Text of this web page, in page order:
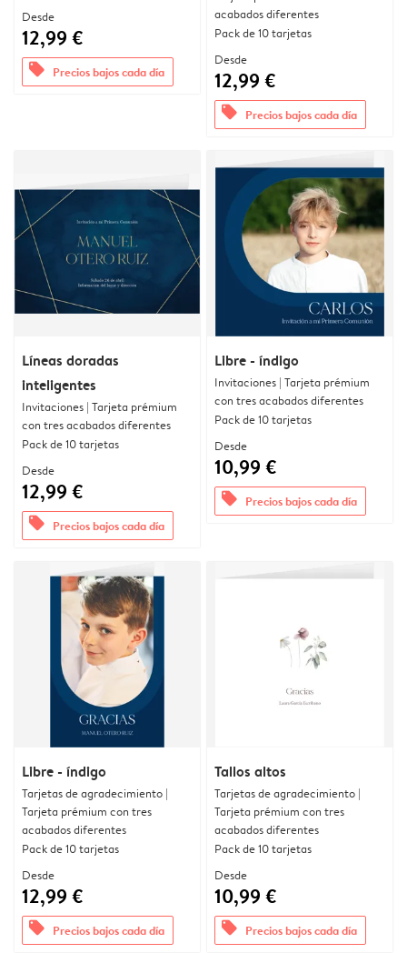
Desde
12,99 €
offers Precios bajos cada día
acabados diferentes
Pack de 10 tarjetas
Desde
12,99 €
offers Precios bajos cada día
Líneas doradas
inteligentes
Invitaciones | Tarjeta prémium
con tres acabados diferentes
Pack de 10 tarjetas
Desde
12,99 €
offers Precios bajos cada día
Libre - índigo
Invitaciones | Tarjeta prémium
con tres acabados diferentes
Pack de 10 tarjetas
Desde
10,99 €
offers Precios bajos cada día
Libre - índigo
Tarjetas de agradecimiento |
Tarjeta prémium con tres
acabados diferentes
Pack de 10 tarjetas
Desde
12,99 €
offers Precios bajos cada día
Tallos altos
Tarjetas de agradecimiento |
Tarjeta prémium con tres
acabados diferentes
Pack de 10 tarjetas
Desde
10,99 €
offers Precios bajos cada día